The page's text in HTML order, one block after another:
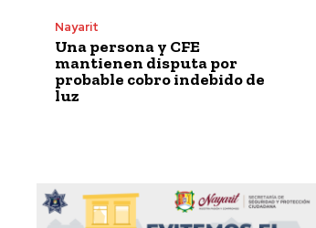
Nayarit
Una persona y CFE
mantienen disputa por
probable cobro indebido de
luz